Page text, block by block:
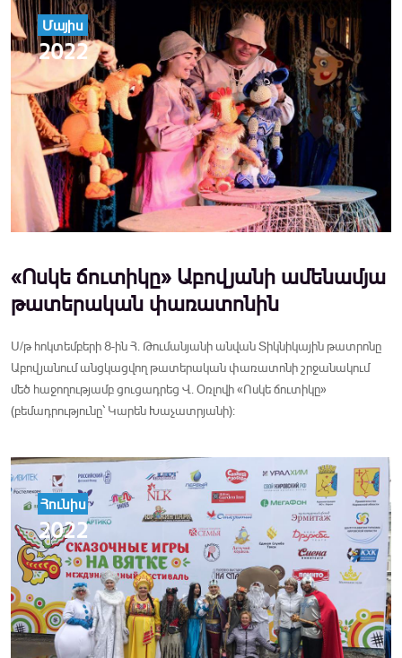
Մայիս
2022
«Ոսկե ճուտիկը» Աբովյանի ամենամյա
թատերական փառատոնին
Ս/թ հոկտեմբերի 8-ին Հ. Թումանյանի անվան Տիկնիկային թատրոնը
Աբովյանում անցկացվող թատերական փառատոնի շրջանակում
մեծ հաջողությամբ ցուցադրեց Վ. Օռլովի «Ոսկե ճուտիկը»
(բեմադրությունը՝ Կարեն Խաչատրյանի):
Հունիս
2022